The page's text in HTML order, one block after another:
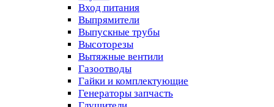
Вход питания
Выпрямители
Выпускные трубы
Высоторезы
Вытяжные вентили
Газоотводы
Гайки и комплектующие
Генераторы запчасть